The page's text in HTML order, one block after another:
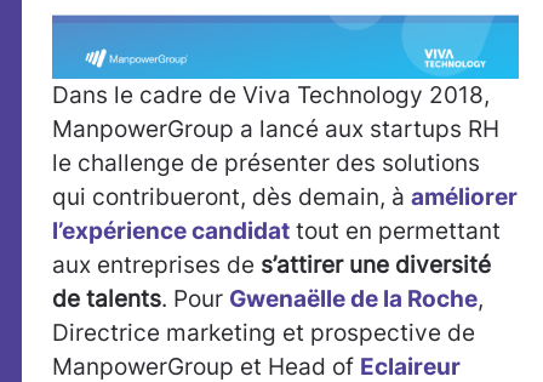
Dans le cadre de Viva Technology 2018,
ManpowerGroup a lancé aux startups RH
le challenge de présenter des solutions
qui contribueront, dès demain, à améliorer
l’expérience candidat tout en permettant
aux entreprises de s’attirer une diversité
de talents. Pour Gwenaëlle de la Roche,
Directrice marketing et prospective de
ManpowerGroup et Head of Eclaireur